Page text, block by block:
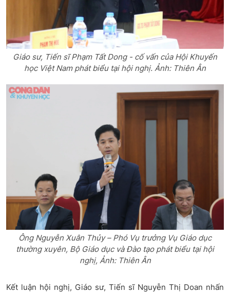
Giáo sư, Tiến sĩ Phạm Tất Dong - cố vấn của Hội Khuyến
học Việt Nam phát biểu tại hội nghị. Ảnh: Thiên Ân
Ông Nguyễn Xuân Thủy – Phó Vụ trưởng Vụ Giáo dục
thường xuyên, Bộ Giáo dục và Đào tạo phát biểu tại hội
nghị, Ảnh: Thiên Ân
Kết luận hội nghị, Giáo sư, Tiến sĩ Nguyễn Thị Doan nhấn